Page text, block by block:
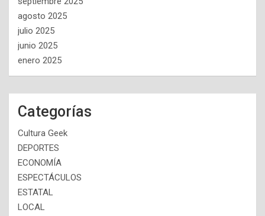
agosto 2025
julio 2025
junio 2025
enero 2025
Categorías
Cultura Geek
DEPORTES
ECONOMÍA
ESPECTÁCULOS
ESTATAL
LOCAL